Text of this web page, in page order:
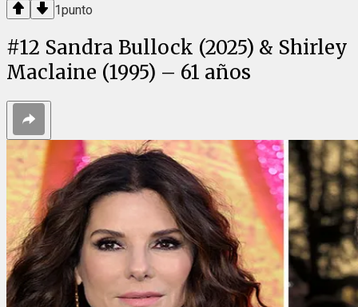
1punto
#12 Sandra Bullock (2025) & Shirley
Maclaine (1995) – 61 años